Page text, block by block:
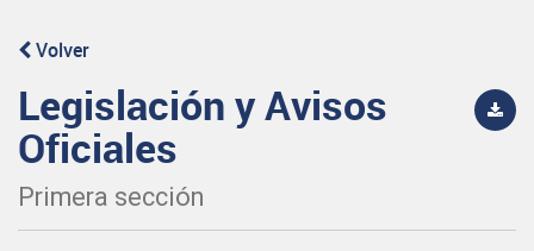
Volver
Legislación y Avisos
Oficiales
Primera sección